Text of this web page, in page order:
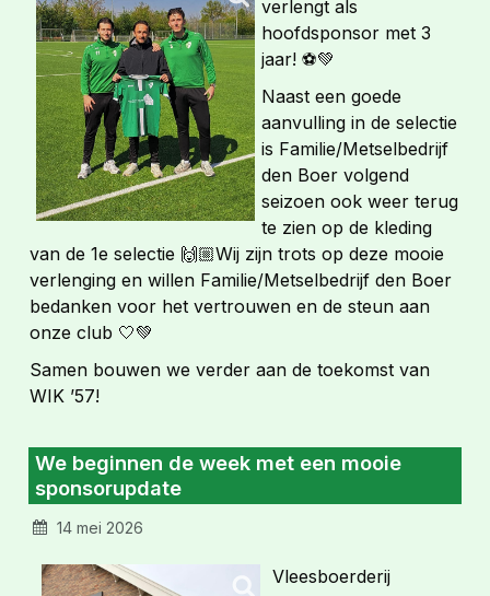
verlengt als
hoofdsponsor met 3
jaar! ⚽💚
Naast een goede
aanvulling in de selectie
is Familie/Metselbedrijf
den Boer volgend
seizoen ook weer terug
te zien op de kleding
van de 1e selectie 🙌🏼Wij zijn trots op deze mooie
verlenging en willen Familie/Metselbedrijf den Boer
bedanken voor het vertrouwen en de steun aan
onze club 🤍💚
Samen bouwen we verder aan de toekomst van
WIK ’57!
We beginnen de week met een mooie
sponsorupdate
14 mei 2026
Vleesboerderij